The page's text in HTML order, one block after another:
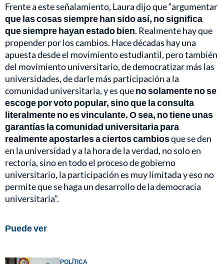
Frente a este señalamiento, Laura dijo que “argumentar
que las cosas siempre han sido así, no significa
que siempre hayan estado bien. Realmente hay que
propender por los cambios. Hace décadas hay una
apuesta desde el movimiento estudiantil, pero también
del movimiento universitario, de democratizar más las
universidades, de darle más participación a la
comunidad universitaria, y es queno solamente no se
escoge por voto popular, sino que la consulta
literalmente no es vinculante. O sea, no tiene unas
garantías la comunidad universitaria para
realmente apostarles a ciertos cambiosque se den
en la universidad y a la hora de la verdad, no solo en
rectoría, sino en todo el proceso de gobierno
universitario, la participación es muy limitada y eso no
permite que se haga un desarrollo de la democracia
universitaria”.
Puede ver
POLÍTICA